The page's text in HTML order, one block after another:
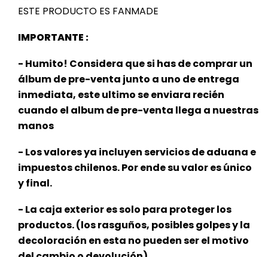
ESTE PRODUCTO ES FANMADE
IMPORTANTE :
- Humito! Considera que si has de comprar un
álbum de pre-venta junto a uno de entrega
inmediata, este ultimo se enviara recién
cuando el album de pre-venta llega a nuestras
manos
- Los valores ya incluyen servicios de aduana e
impuestos chilenos. Por ende su valor es único
y final.
- La caja exterior es solo para proteger los
productos. (los rasguños, posibles golpes y la
decoloración en esta no pueden ser el motivo